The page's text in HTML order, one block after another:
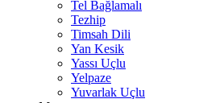
Tel Bağlamalı
Tezhip
Timsah Dili
Yan Kesik
Yassı Uçlu
Yelpaze
Yuvarlak Uçlu